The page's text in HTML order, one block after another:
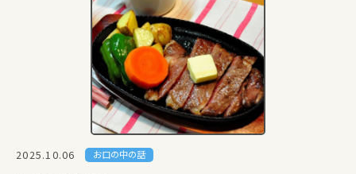
2025.10.06 お口の中の話